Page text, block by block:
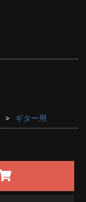
ギター用